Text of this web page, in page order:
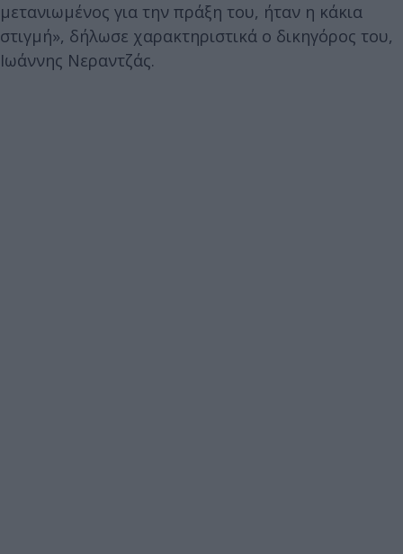
μετανιωμένος για την πράξη του, ήταν η κάκια
στιγμή», δήλωσε χαρακτηριστικά ο δικηγόρος του,
Ιωάννης Νεραντζάς.